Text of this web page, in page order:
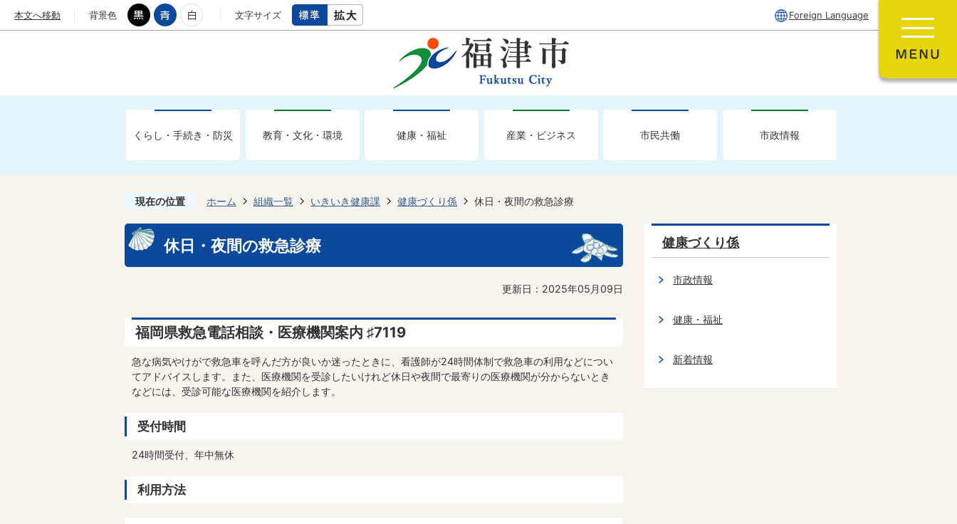
本文へ移動 背景色 文字サイズ Foreign Language
くらし・手続き・防災 教育・文化・環境 健康・福祉 産業・ビジネス 市民共働 市政情報
現在の位置 ホーム 組織一覧 いきいき健康課 健康づくり係 休日・夜間の救急診療
休日・夜間の救急診療
更新日：2025年05月09日
福岡県救急電話相談・医療機関案内 ♯7119
急な病気やけがで救急車を呼んだ方が良いか迷ったときに、看護師が24時間体制で救急車の利用などについ
てアドバイスします。また、医療機関を受診したいけれど休日や夜間で最寄りの医療機関が分からないとき
などには、受診可能な医療機関を紹介します。
受付時間
24時間受付、年中無休
利用方法
健康づくり係
市政情報
健康・福祉
新着情報